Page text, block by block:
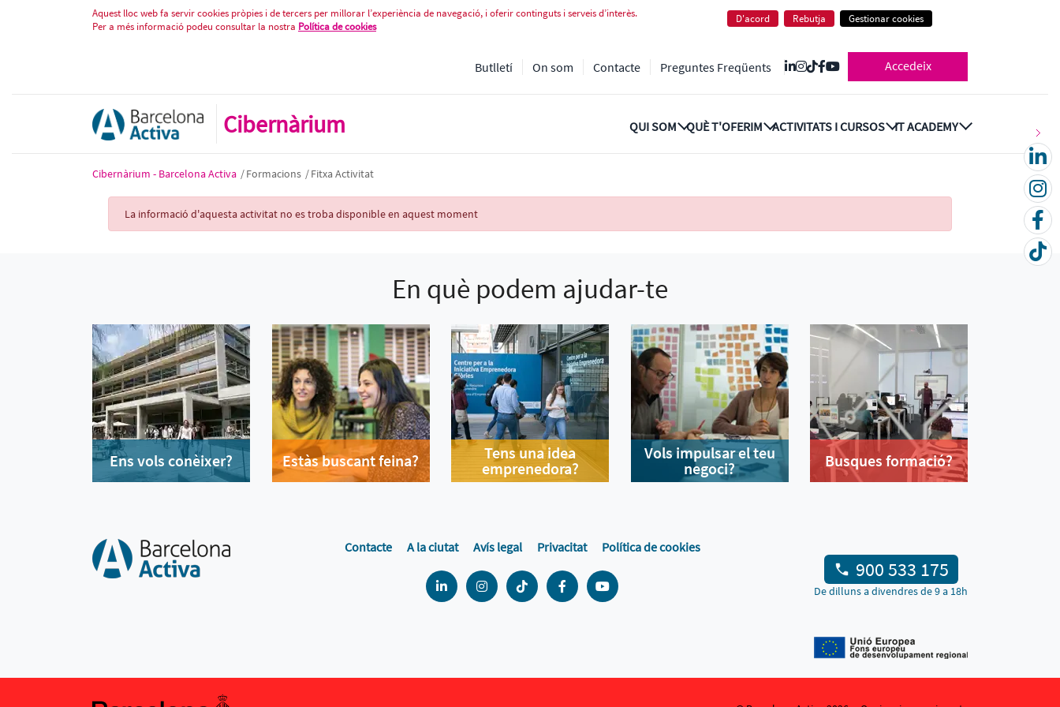
Fitxa ActivitatAquest lloc web fa servir cookies pròpies i de tercers per millorar l’experiència de navegació, i oferir continguts i serveis d’interès.
Per a més informació podeu consultar la nostra Política de cookies
D'acord Rebutja Gestionar cookies
Butlletí On som Contacte Preguntes Freqüents Accedeix
Cibernàrium QUI SOM QUÈ T'OFERIM ACTIVITATS I CURSOS IT ACADEMY
Cibernàrium - Barcelona Activa /Formacions /Fitxa Activitat
Activity Record
La informació d'aquesta activitat no es troba disponible en aquest moment
En què podem ajudar-te
Ens vols conèixer? Estàs buscant feina?
Tens una idea
emprenedora?
Vols impulsar el teu
negoci?
Busques formació?
Contacte A la ciutat Avís legal Privacitat Política de cookies
900 533 175
De dilluns a divendres de 9 a 18h